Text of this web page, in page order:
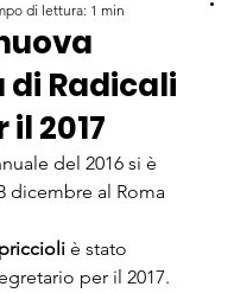
Radicali
2017
di lettura: 1 min
del 2016 si è
dicembre al Roma
è stato
per il 2017.